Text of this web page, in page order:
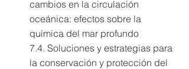
cambios en la circulación
oceánica: efectos sobre la
química del mar profundo
7.4. Soluciones y estrategias para
la conservación y protección del